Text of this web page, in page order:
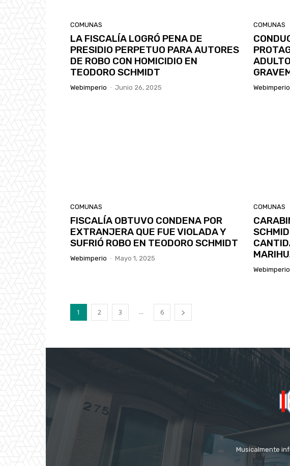
COMUNAS
LA FISCALÍA LOGRÓ PENA DE
PRESIDIO PERPETUO PARA AUTORES
DE ROBO CON HOMICIDIO EN
TEODORO SCHMIDT
Webimperio - Junio 26, 2025
COMUNAS
Webimperio
COMUNAS
FISCALÍA OBTUVO CONDENA POR
EXTRANJERA QUE FUE VIOLADA Y
SUFRIÓ ROBO EN TEODORO SCHMIDT
Webimperio - Mayo 1, 2025
COMUNAS
Webimperio
1 2 3 ... 6
Musicalmente